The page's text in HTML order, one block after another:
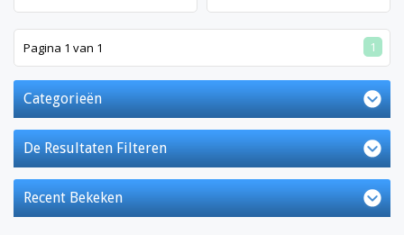
Pagina 1 van 1 1
Categorieën
De Resultaten Filteren
Recent Bekeken